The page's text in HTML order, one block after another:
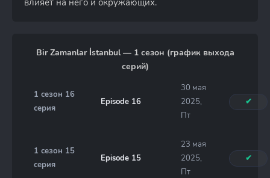
влияет на него и окружающих.
Bir Zamanlar İstanbul — 1 сезон (график выхода
серий)
1 сезон 16
серия
Episode 16
30 мая
2025,
Пт
✔
1 сезон 15
серия
Episode 15
23 мая
2025,
Пт
✔